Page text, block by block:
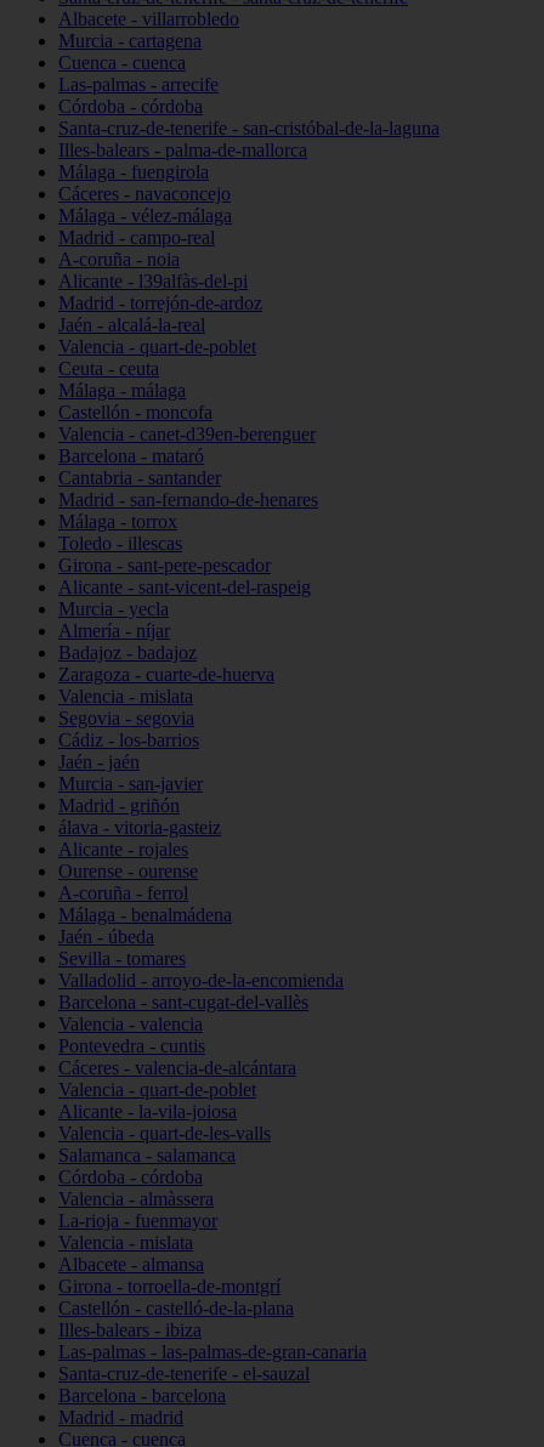
Albacete - villarrobledo
Murcia - cartagena
Cuenca - cuenca
Las-palmas - arrecife
Córdoba - córdoba
Santa-cruz-de-tenerife - san-cristóbal-de-la-laguna
Illes-balears - palma-de-mallorca
Málaga - fuengirola
Cáceres - navaconcejo
Málaga - vélez-málaga
Madrid - campo-real
A-coruña - noia
Alicante - l39alfàs-del-pi
Madrid - torrejón-de-ardoz
Jaén - alcalá-la-real
Valencia - quart-de-poblet
Ceuta - ceuta
Málaga - málaga
Castellón - moncofa
Valencia - canet-d39en-berenguer
Barcelona - mataró
Cantabria - santander
Madrid - san-fernando-de-henares
Málaga - torrox
Toledo - illescas
Girona - sant-pere-pescador
Alicante - sant-vicent-del-raspeig
Murcia - yecla
Almería - níjar
Badajoz - badajoz
Zaragoza - cuarte-de-huerva
Valencia - mislata
Segovia - segovia
Cádiz - los-barrios
Jaén - jaén
Murcia - san-javier
Madrid - griñón
álava - vitoria-gasteiz
Alicante - rojales
Ourense - ourense
A-coruña - ferrol
Málaga - benalmádena
Jaén - úbeda
Sevilla - tomares
Valladolid - arroyo-de-la-encomienda
Barcelona - sant-cugat-del-vallès
Valencia - valencia
Pontevedra - cuntis
Cáceres - valencia-de-alcántara
Valencia - quart-de-poblet
Alicante - la-vila-joiosa
Valencia - quart-de-les-valls
Salamanca - salamanca
Córdoba - córdoba
Valencia - almàssera
La-rioja - fuenmayor
Valencia - mislata
Albacete - almansa
Girona - torroella-de-montgrí
Castellón - castelló-de-la-plana
Illes-balears - ibiza
Las-palmas - las-palmas-de-gran-canaria
Santa-cruz-de-tenerife - el-sauzal
Barcelona - barcelona
Madrid - madrid
Cuenca - cuenca